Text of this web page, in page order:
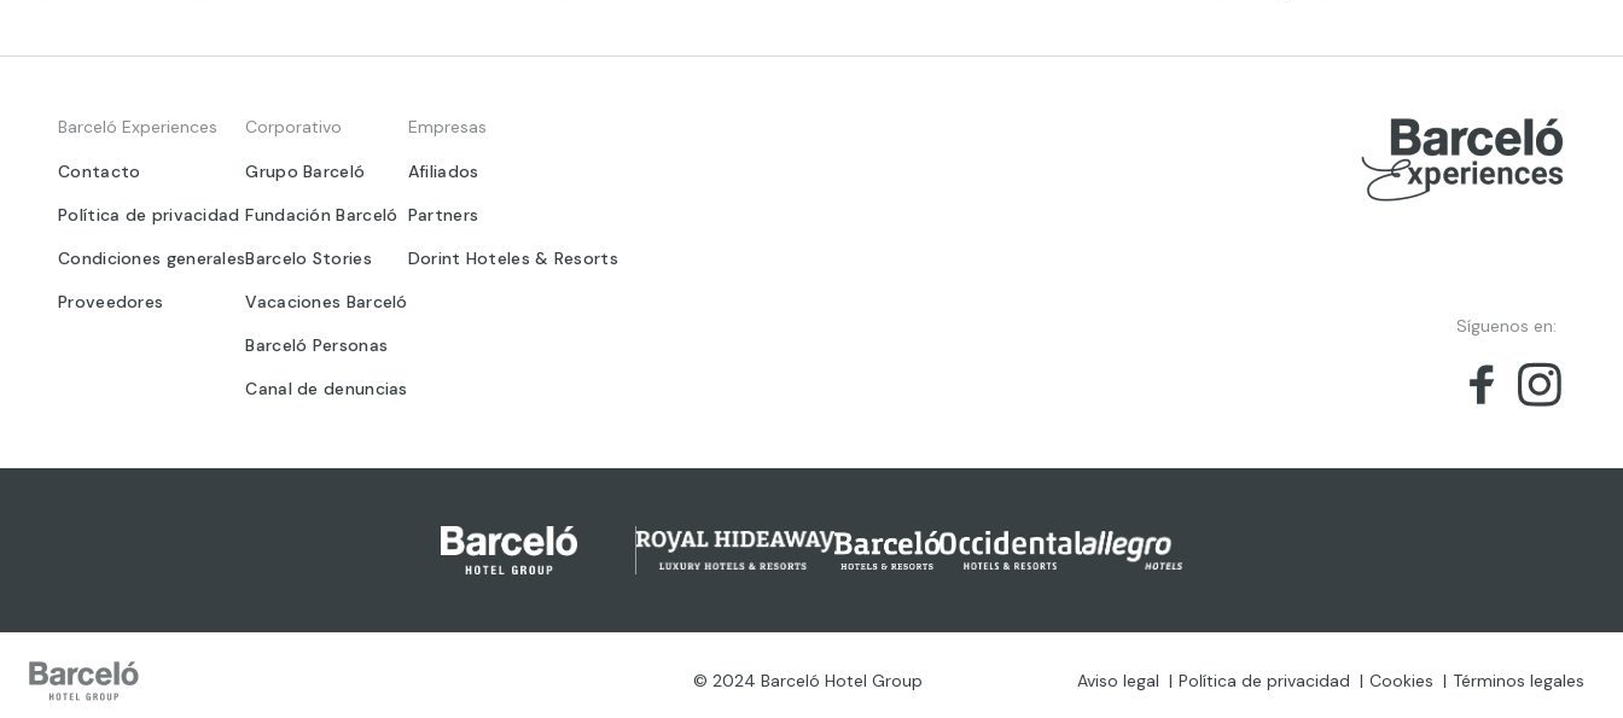
Barceló Experiences
Contacto
Política de privacidad
Condiciones generales
Proveedores
Corporativo
Grupo Barceló
Fundación Barceló
Barcelo Stories
Vacaciones Barceló
Barceló Personas
Canal de denuncias
Empresas
Afiliados
Partners
Dorint Hoteles & Resorts
Síguenos en:
© 2024 Barceló Hotel Group Aviso legal Política de privacidad Cookies Términos legales